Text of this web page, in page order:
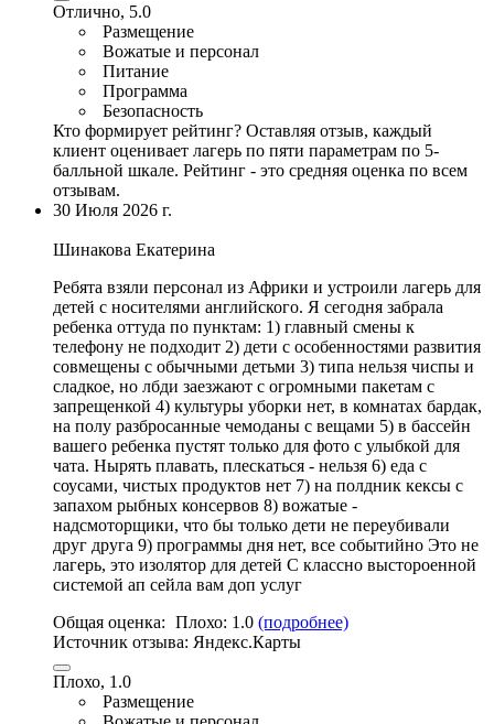
Отлично, 5.0
Размещение
Вожатые и персонал
Питание
Программа
Безопасность
Кто формирует рейтинг? Оставляя отзыв, каждый
клиент оценивает лагерь по пяти параметрам по 5-
балльной шкале. Рейтинг - это средняя оценка по всем
отзывам.
30 Июля 2026 г.
Шинакова Екатерина
Ребята взяли персонал из Африки и устроили лагерь для
детей с носителями английского. Я сегодня забрала
ребенка оттуда по пунктам: 1) главный смены к
телефону не подходит 2) дети с особенностями развития
совмещены с обычными детьми 3) типа нельзя чиспы и
сладкое, но лбди заезжают с огромными пакетам с
запрещенкой 4) культуры уборки нет, в комнатах бардак,
на полу разбросанные чемоданы с вещами 5) в бассейн
вашего ребенка пустят только для фото с улыбкой для
чата. Нырять плавать, плескаться - нельзя 6) еда с
соусами, чистых продуктов нет 7) на полдник кексы с
запахом рыбных консервов 8) вожатые -
надсмоторщики, что бы только дети не переубивали
друг друга 9) программы дня нет, все событийно Это не
лагерь, это изолятор для детей С классно выстороенной
системой ап сейла вам доп услуг
Общая оценка: Плохо: 1.0 (подробнее)
Источник отзыва: Яндекс.Карты
Плохо, 1.0
Размещение